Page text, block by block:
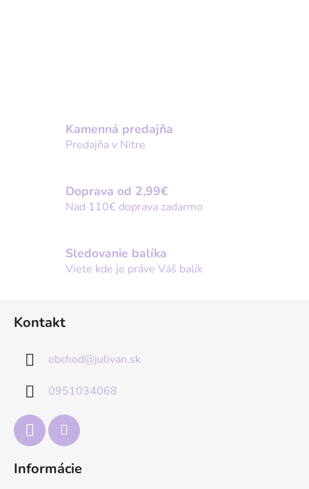
Kamenná predajňa
Predajňa v Nitre
Doprava od 2,99€
Nad 110€ doprava zadarmo
Sledovanie balíka
Viete kde je práve Váš balík
Kontakt
obchod@julivan.sk
0951034068
Informácie